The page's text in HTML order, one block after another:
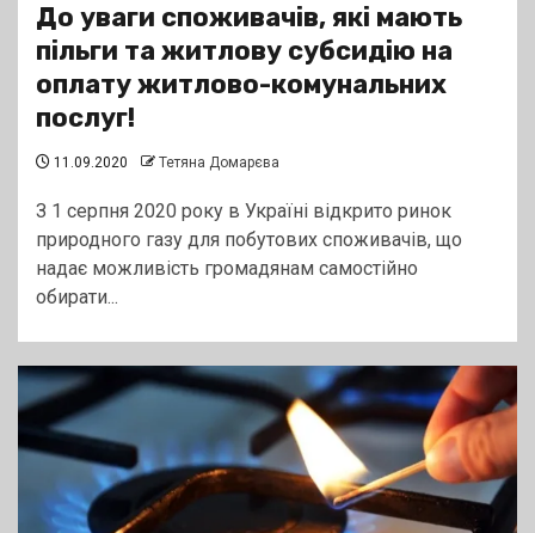
До уваги споживачів, які мають
пільги та житлову субсидію на
оплату житлово-комунальних
послуг!
11.09.2020 Тетяна Домарєва
З 1 серпня 2020 року в Україні відкрито ринок
природного газу для побутових споживачів, що
надає можливість громадянам самостійно
обирати...